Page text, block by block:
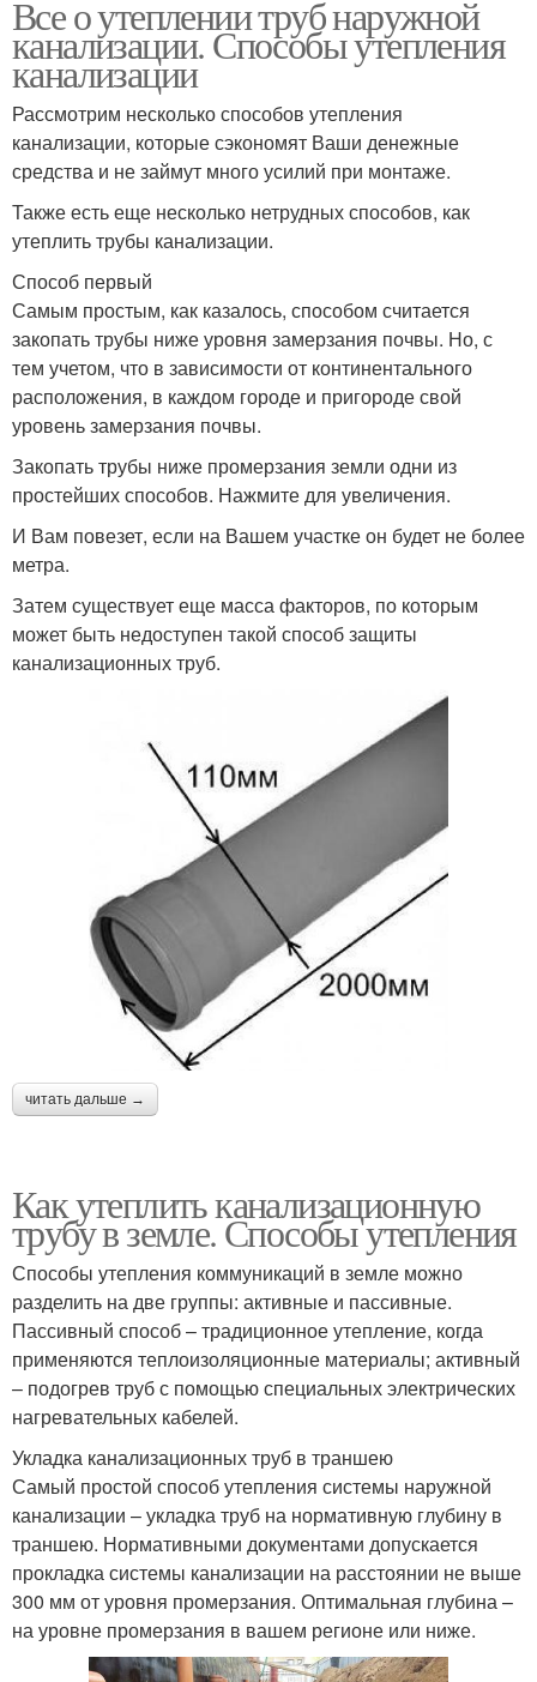
Все о утеплении труб наружной
канализации. Способы утепления
канализации
Рассмотрим несколько способов утепления
канализации, которые сэкономят Ваши денежные
средства и не займут много усилий при монтаже.
Также есть еще несколько нетрудных способов, как
утеплить трубы канализации.
Способ первый
Самым простым, как казалось, способом считается
закопать трубы ниже уровня замерзания почвы. Но, с
тем учетом, что в зависимости от континентального
расположения, в каждом городе и пригороде свой
уровень замерзания почвы.
Закопать трубы ниже промерзания земли одни из
простейших способов. Нажмите для увеличения.
И Вам повезет, если на Вашем участке он будет не более
метра.
Затем существует еще масса факторов, по которым
может быть недоступен такой способ защиты
канализационных труб.
читать дальше →
Как утеплить канализационную
трубу в земле. Способы утепления
Способы утепления коммуникаций в земле можно
разделить на две группы: активные и пассивные.
Пассивный способ – традиционное утепление, когда
применяются теплоизоляционные материалы; активный
– подогрев труб с помощью специальных электрических
нагревательных кабелей.
Укладка канализационных труб в траншею
Самый простой способ утепления системы наружной
канализации – укладка труб на нормативную глубину в
траншею. Нормативными документами допускается
прокладка системы канализации на расстоянии не выше
300 мм от уровня промерзания. Оптимальная глубина –
на уровне промерзания в вашем регионе или ниже.